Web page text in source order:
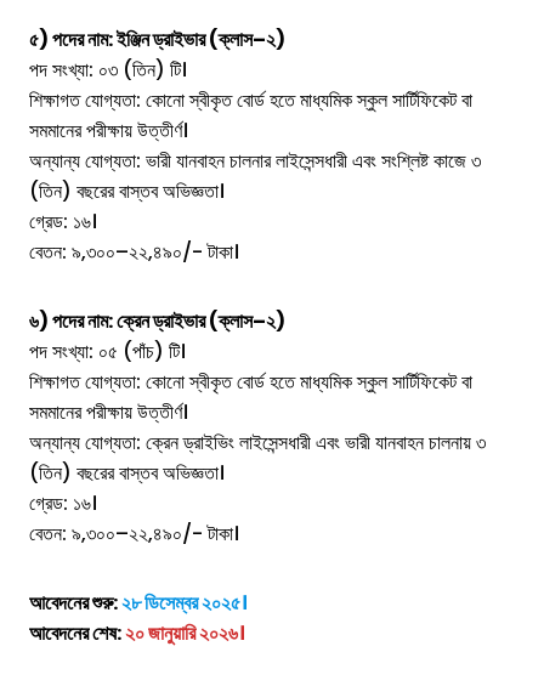
৫) পদের নাম: ইঞ্জিন ড্রাইভার (ক্লাস–২)
পদ সংখ্যা: ০৩ (তিন) টি।
শিক্ষাগত যোগ্যতা: কোনো স্বীকৃত বোর্ড হতে মাধ্যমিক স্কুল সার্টিফিকেট বা
সমমানের পরীক্ষায় উত্তীর্ণ।
অন্যান্য যোগ্যতা: ভারী যানবাহন চালনার লাইসেন্সধারী এবং সংশ্লিষ্ট কাজে ৩
(তিন) বছরের বাস্তব অভিজ্ঞতা।
গ্রেড: ১৬।
বেতন: ৯,৩০০–২২,৪৯০/- টাকা।
৬) পদের নাম: ক্রেন ড্রাইভার (ক্লাস–২)
পদ সংখ্যা: ০৫ (পাঁচ) টি।
শিক্ষাগত যোগ্যতা: কোনো স্বীকৃত বোর্ড হতে মাধ্যমিক স্কুল সার্টিফিকেট বা
সমমানের পরীক্ষায় উত্তীর্ণ।
অন্যান্য যোগ্যতা: ক্রেন ড্রাইভিং লাইসেন্সধারী এবং ভারী যানবাহন চালনায় ৩
(তিন) বছরের বাস্তব অভিজ্ঞতা।
গ্রেড: ১৬।
বেতন: ৯,৩০০–২২,৪৯০/- টাকা।
আবেদনের শুরু:২৮ ডিসেম্বর ২০২৫।
আবেদনের শেষ:২০ জানুয়ারি ২০২৬।